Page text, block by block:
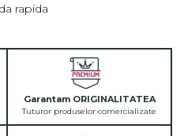
rapida
Garantam ORIGINALITATEA
Tuturor produselor comercializate